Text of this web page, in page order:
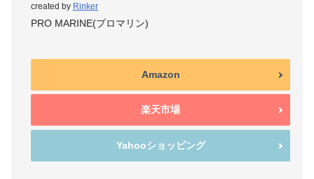
created by Rinker
PRO MARINE(プロマリン)
Amazon
楽天市場
Yahooショッピング